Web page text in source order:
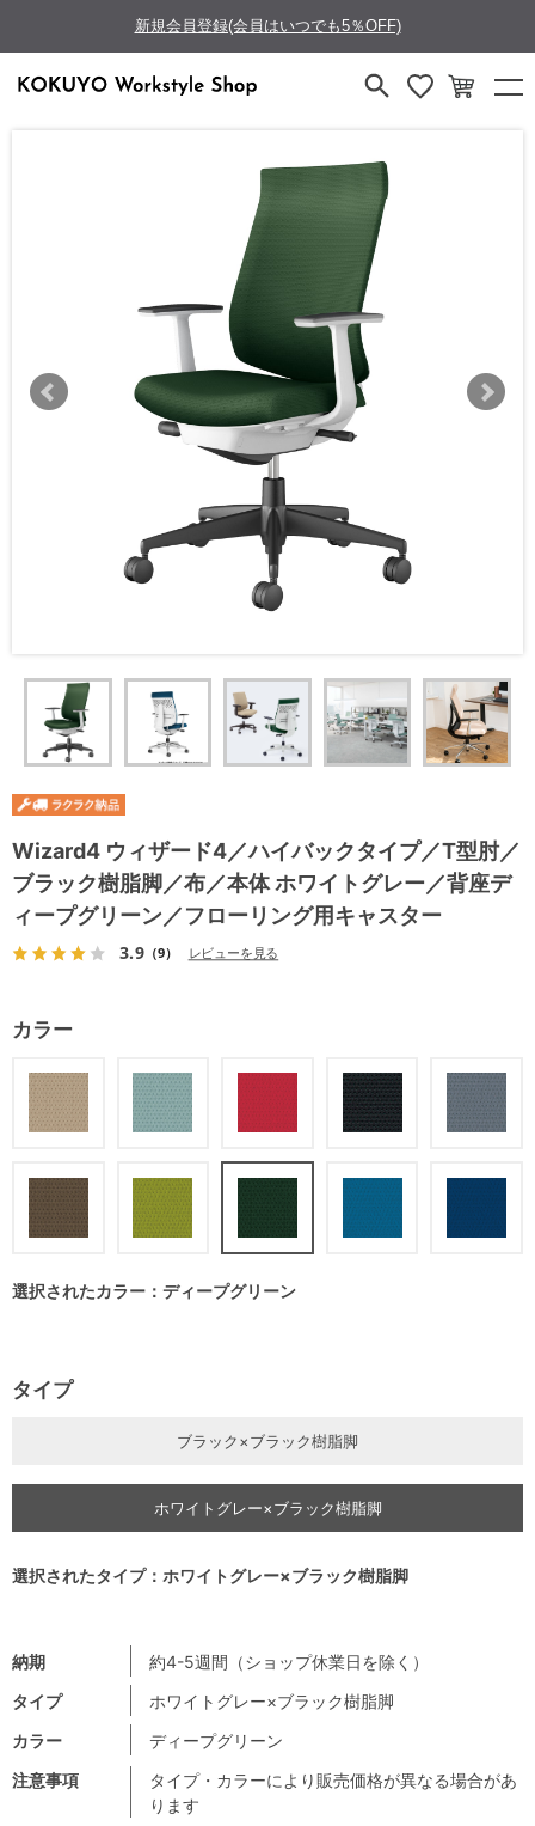
新規会員登録(会員はいつでも5％OFF)
Wizard4 ウィザード4／ハイバックタイプ／T型肘／
ブラック樹脂脚／布／本体 ホワイトグレー／背座デ
ィープグリーン／フローリング用キャスター
3.9（9） レビューを見る
注意事項
タイプ・カラーにより販売価格が異なる場合があ
ります
納期
約4-5週間（ショップ休業日を除く）
タイプ
ホワイトグレー×ブラック樹脂脚
カラー
ディープグリーン
カラー
選択されたカラー：ディープグリーン
タイプ
ブラック×ブラック樹脂脚
ホワイトグレー×ブラック樹脂脚
選択されたタイプ：ホワイトグレー×ブラック樹脂脚